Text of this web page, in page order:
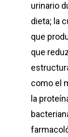
urinario
dieta; la
que
que
como el
la